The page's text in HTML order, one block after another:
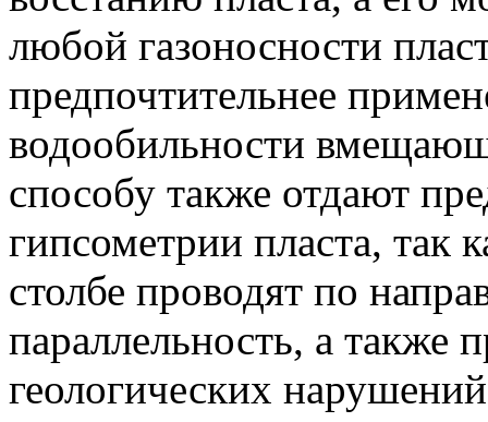
любой газоносности
предпочтительнее
водообильности
способу также отдают
гипсометрии пласта, так
столбе проводят по
параллельность, а также
геологических